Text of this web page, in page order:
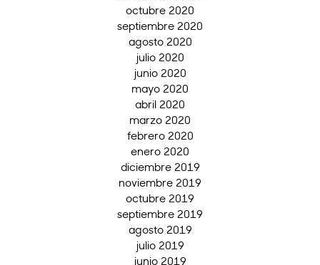
octubre 2020
septiembre 2020
agosto 2020
julio 2020
junio 2020
mayo 2020
abril 2020
marzo 2020
febrero 2020
enero 2020
diciembre 2019
noviembre 2019
octubre 2019
septiembre 2019
agosto 2019
julio 2019
junio 2019